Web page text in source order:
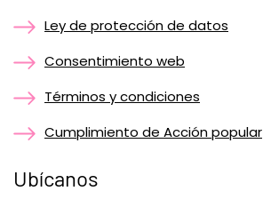
Ley de protección de datos
Consentimiento web
Términos y condiciones
Cumplimiento de Acción popular
Ubícanos